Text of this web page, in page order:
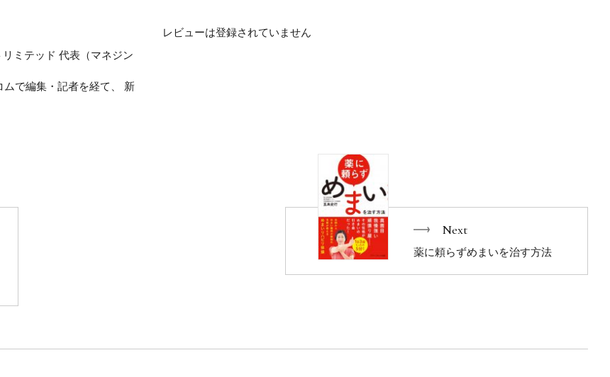
成果をあげるためにもっとも必要で貴重な資源が「時間」です。
本書では「ドラッカーの時間管理術」を実践した人たちの事例を検証し、
現場に落とし込めるようにした「ドラッカーの実践書」です。
「時間管理以上に業績とパフォーマンスに最大のリターンをもたらす投資はない」
ドラッカーがこう述べているとおり、
本書には「成果をあげる能力の修得」をテーマに
企業の現場に多数導入され、生産性を向上させているノウハウが詰まっています。
ミテッド 代表（マネジン
で編集・記者を経て、 新
ビング・リーダーシップ
活用を促している。また、
用し、受講者主体のワーク
野としている。2017年か
ッカーが提唱した「目標と
贈る５つの質問」を徹底的
スン』（訳／ディスカヴァ
レビューは登録されていません
Next
薬に頼らずめまいを治す方法